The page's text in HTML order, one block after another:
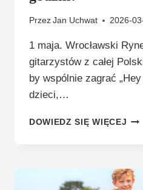
Przez Jan Uchwat 2026-
1 maja. Wrocławski
gitarzystów z całej
by wspólnie zagrać „Hey
dzieci,…
DOWIEDZ SIĘ WIĘCEJ JAK